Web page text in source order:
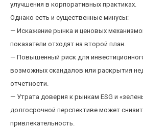
улучшения в корпоративных практиках.
Однако есть и существенные минусы:
— Искажение рынка и ценовых
показатели отходят на второй план.
— Повышенный риск для
возможных скандалов или раскрытия
отчетности.
— Утрата доверия к рынкам ESG и
долгосрочной перспективе может
привлекательность.